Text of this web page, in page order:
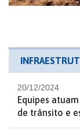
20/12/2024
Equipes
de trânsito e